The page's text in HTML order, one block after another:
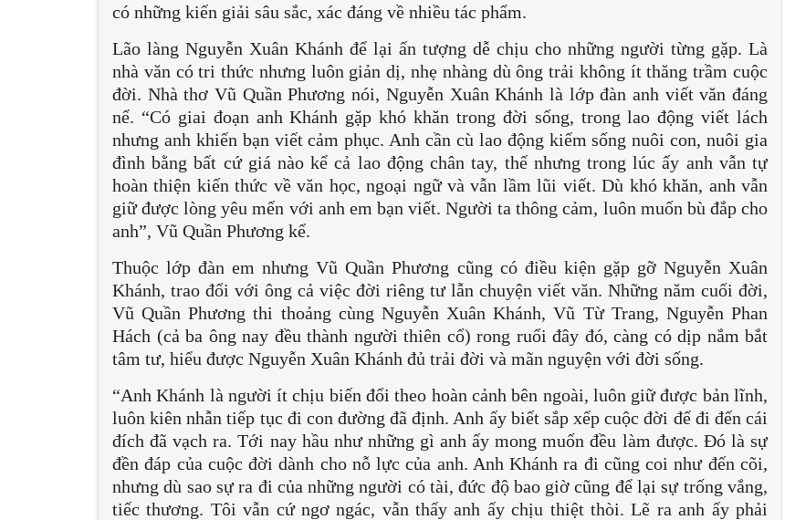
có những kiến giải sâu sắc, xác đáng về nhiều tác phẩm.
Lão làng Nguyễn Xuân Khánh để lại ấn tượng dễ chịu cho những người từng gặp. Là
nhà văn có tri thức nhưng luôn giản dị, nhẹ nhàng dù ông trải không ít thăng trầm cuộc
đời. Nhà thơ Vũ Quần Phương nói, Nguyễn Xuân Khánh là lớp đàn anh viết văn đáng
nể. “Có giai đoạn anh Khánh gặp khó khăn trong đời sống, trong lao động viết lách
nhưng anh khiến bạn viết cảm phục. Anh cần cù lao động kiếm sống nuôi con, nuôi gia
đình bằng bất cứ giá nào kể cả lao động chân tay, thế nhưng trong lúc ấy anh vẫn tự
hoàn thiện kiến thức về văn học, ngoại ngữ và vẫn lầm lũi viết. Dù khó khăn, anh vẫn
giữ được lòng yêu mến với anh em bạn viết. Người ta thông cảm, luôn muốn bù đắp cho
anh”, Vũ Quần Phương kể.
Thuộc lớp đàn em nhưng Vũ Quần Phương cũng có điều kiện gặp gỡ Nguyễn Xuân
Khánh, trao đổi với ông cả việc đời riêng tư lẫn chuyện viết văn. Những năm cuối đời,
Vũ Quần Phương thi thoảng cùng Nguyễn Xuân Khánh, Vũ Từ Trang, Nguyễn Phan
Hách (cả ba ông nay đều thành người thiên cổ) rong ruổi đây đó, càng có dịp nắm bắt
tâm tư, hiểu được Nguyễn Xuân Khánh đủ trải đời và mãn nguyện với đời sống.
“Anh Khánh là người ít chịu biến đổi theo hoàn cảnh bên ngoài, luôn giữ được bản lĩnh,
luôn kiên nhẫn tiếp tục đi con đường đã định. Anh ấy biết sắp xếp cuộc đời để đi đến cái
đích đã vạch ra. Tới nay hầu như những gì anh ấy mong muốn đều làm được. Đó là sự
đền đáp của cuộc đời dành cho nỗ lực của anh. Anh Khánh ra đi cũng coi như đến cõi,
nhưng dù sao sự ra đi của những người có tài, đức độ bao giờ cũng để lại sự trống vắng,
tiếc thương. Tôi vẫn cứ ngơ ngác, vẫn thấy anh ấy chịu thiệt thòi. Lẽ ra anh ấy phải